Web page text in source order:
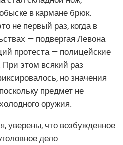
в кармане брюк.
не первый раз, когда в
— подвергая Левона
протеста — полицейские
этом всякий раз
но значения
предмет не
оружия.
уверены, что возбужденное
дело